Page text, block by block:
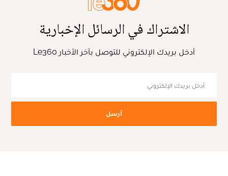
الاشتراك في الرسائل الإخبارية
أدخل بريدك الإلكتروني للتوصل بآخر الأخبار Le360
أرسل